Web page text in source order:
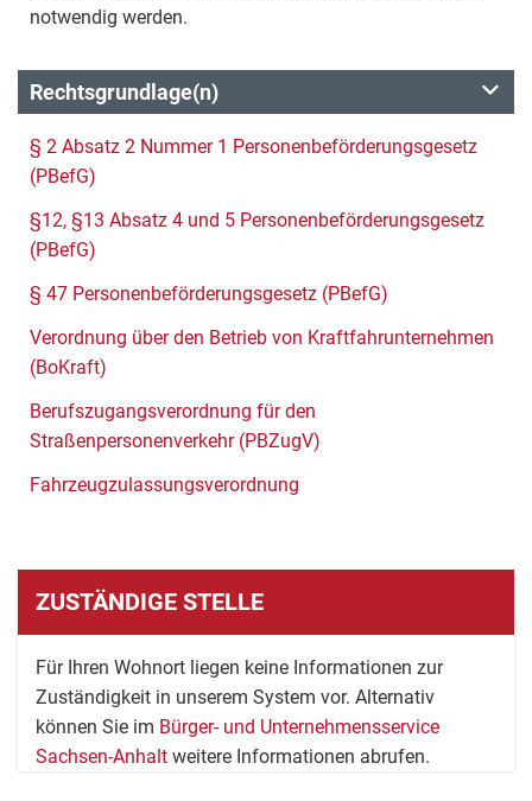
notwendig werden.
Rechtsgrundlage(n)
§ 2 Absatz 2 Nummer 1 Personenbeförderungsgesetz
(PBefG)
§12, §13 Absatz 4 und 5 Personenbeförderungsgesetz
(PBefG)
§ 47 Personenbeförderungsgesetz (PBefG)
Verordnung über den Betrieb von Kraftfahrunternehmen
(BoKraft)
Berufszugangsverordnung für den
Straßenpersonenverkehr (PBZugV)
Fahrzeugzulassungsverordnung
ZUSTÄNDIGE STELLE
Für Ihren Wohnort liegen keine Informationen zur
Zuständigkeit in unserem System vor. Alternativ
können Sie im Bürger- und Unternehmensservice
Sachsen-Anhalt weitere Informationen abrufen.